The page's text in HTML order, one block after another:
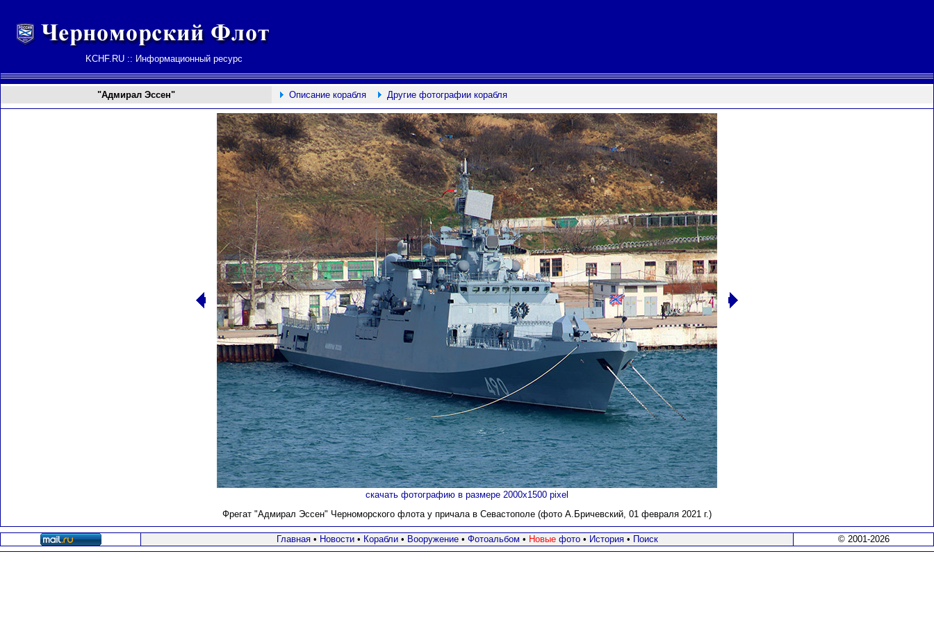
KCHF.RU :: Информационный ресурс
"Адмирал Эссен" Описание корабля Другие фотографии корабля
скачать фотографию в размере 2000х1500 pixel
Фрегат "Адмирал Эссен" Черноморского флота у причала в Севастополе (фото А.Бричевский, 01 февраля 2021 г.)
Главная• Новости• Корабли• Вооружение • Фотоальбом • Новыефото • История• Поиск © 2001-2026